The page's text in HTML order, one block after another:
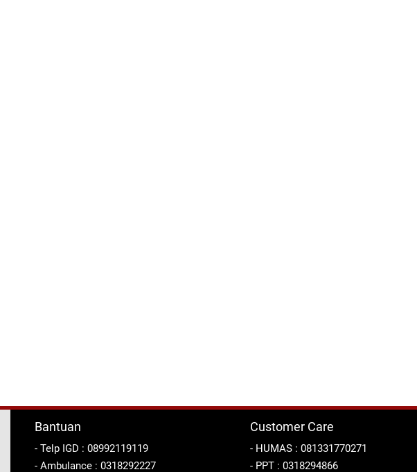
Bantuan
- Telp IGD : 08992119119
- Ambulance : 0318292227
Customer Care
- HUMAS : 081331770271
- PPT : 0318294866